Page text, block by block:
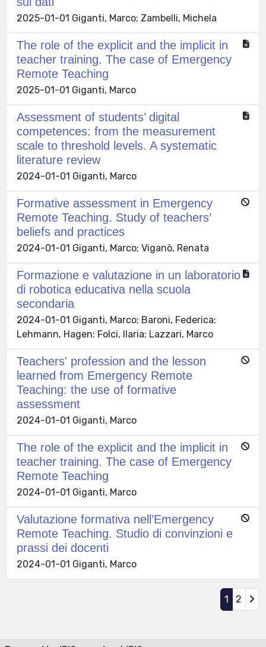
2025-01-01 Giganti, Marco; Zambelli, Michela
The role of the explicit and the implicit in
teacher training. The case of Emergency
Remote Teaching
2025-01-01 Giganti, Marco
Assessment of students’ digital
competences: from the measurement
scale to threshold levels. A systematic
literature review
2024-01-01 Giganti, Marco
Formative assessment in Emergency
Remote Teaching. Study of teachers’
beliefs and practices
2024-01-01 Giganti, Marco; Viganò, Renata
Formazione e valutazione in un laboratorio
di robotica educativa nella scuola
secondaria
2024-01-01 Giganti, Marco; Baroni, Federica;
Lehmann, Hagen; Folci, Ilaria; Lazzari, Marco
Teachers' profession and the lesson
learned from Emergency Remote
Teaching: the use of formative
assessment
2024-01-01 Giganti, Marco
The role of the explicit and the implicit in
teacher training. The case of Emergency
Remote Teaching
2024-01-01 Giganti, Marco
Valutazione formativa nell’Emergency
Remote Teaching. Studio di convinzioni e
prassi dei docenti
2024-01-01 Giganti, Marco
1 2